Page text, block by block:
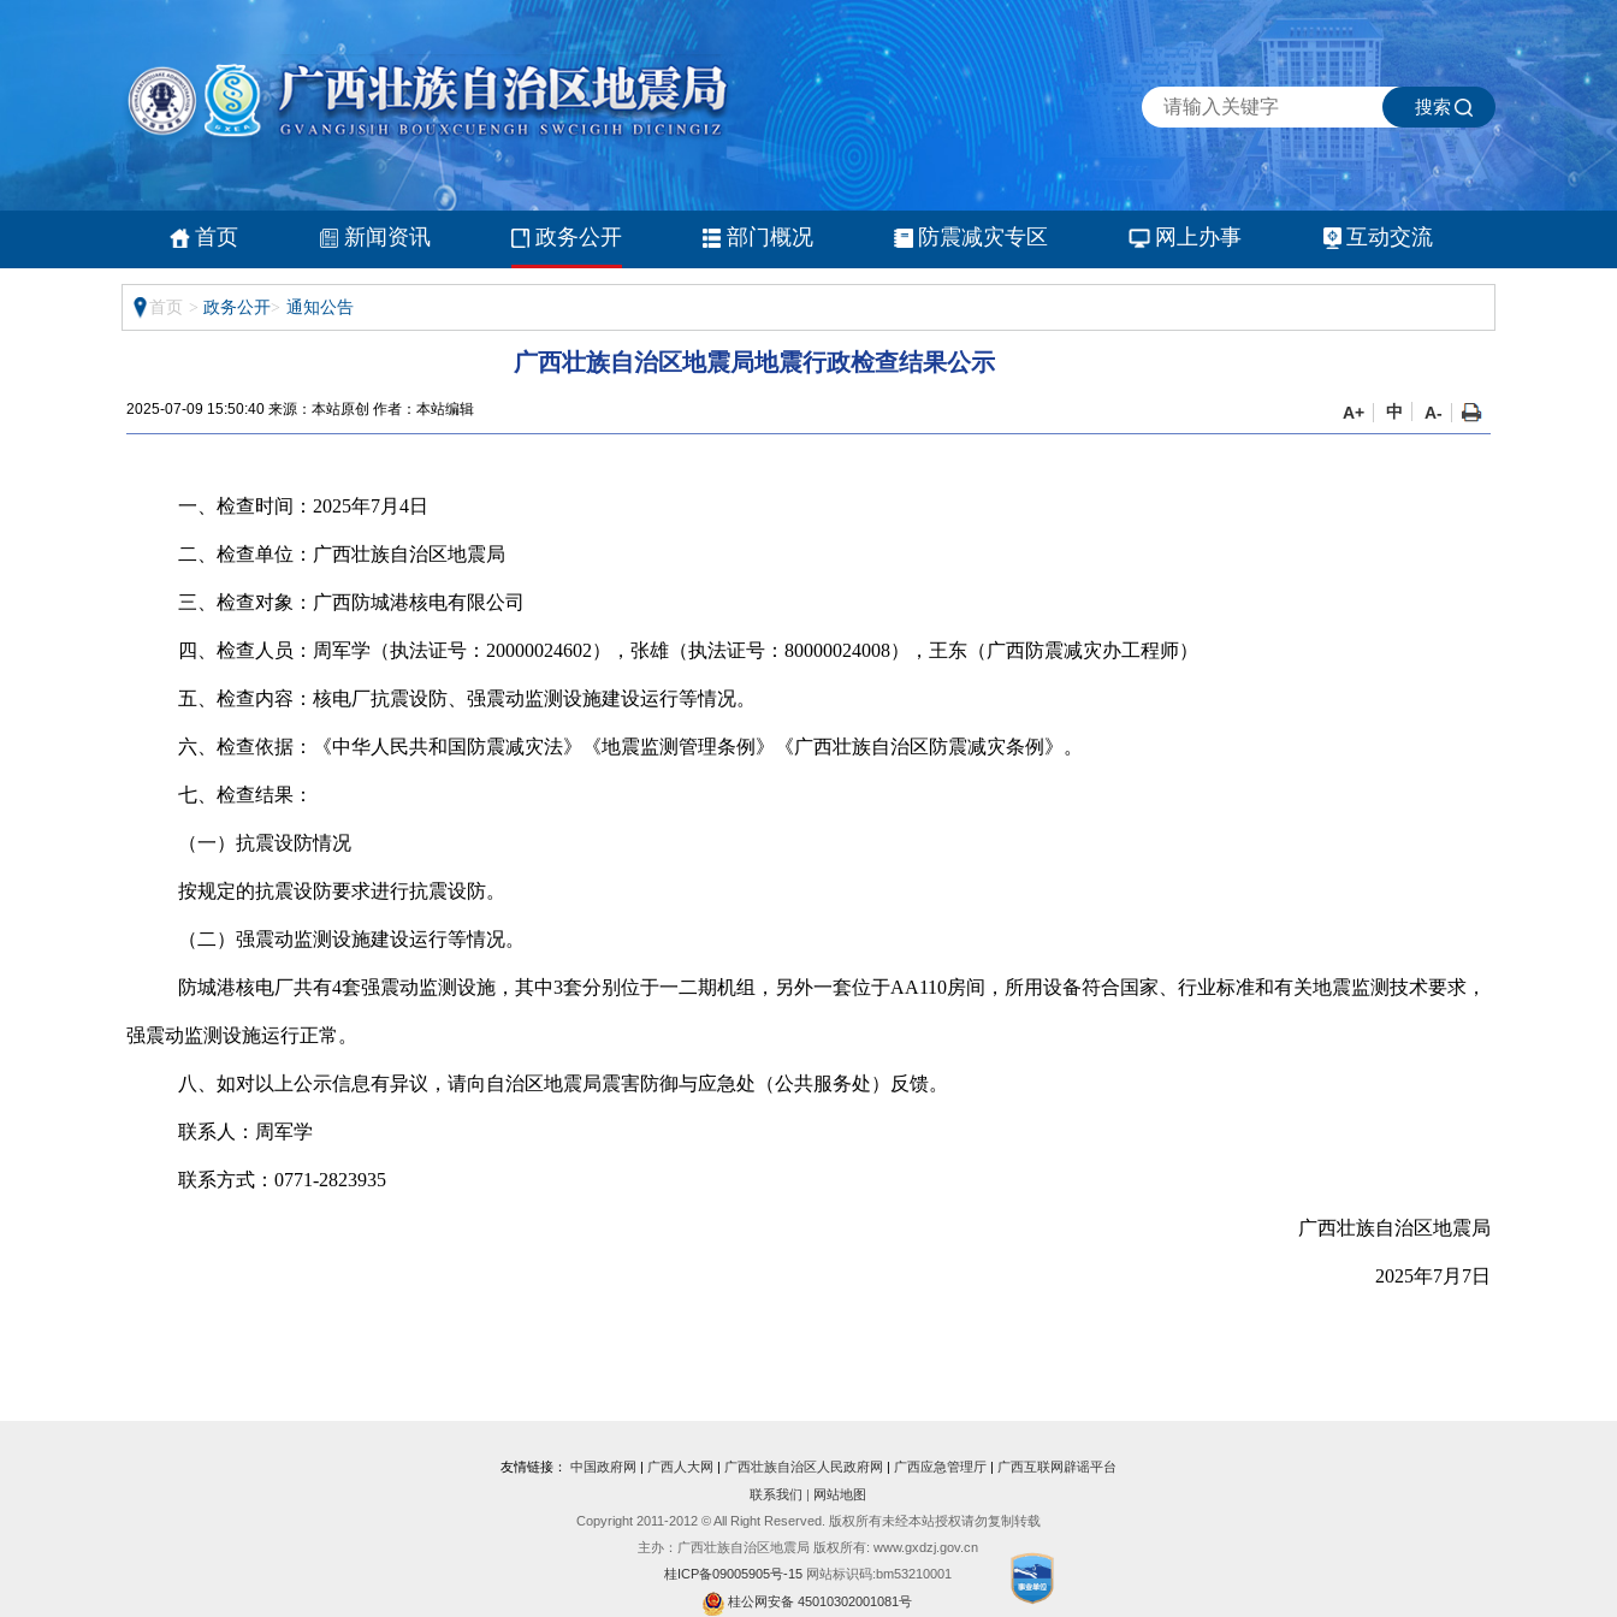
搜索
首页 新闻资讯 政务公开 部门概况 防震减灾专区 网上办事 互动交流
首页 > 政务公开> 通知公告
广西壮族自治区地震局地震行政检查结果公示
2025-07-09 15:50:40 来源：本站原创 作者：本站编辑 A+ 中 A-
一、检查时间：2025年7月4日
二、检查单位：广西壮族自治区地震局
三、检查对象：广西防城港核电有限公司
四、检查人员： 周军学（执法证号：20000024602），张雄（执法证号：80000024008），王东（广西防震减灾办工程师）
五、检查内容：核电厂抗震设防、强震动监测设施建设运行等情况。
六、检查依据：《中华人民共和国防震减灾法》《地震监测管理条例》《广西壮族自治区防震减灾条例》。
七、检查结果：
（一）抗震设防情况
按规定的抗震设防要求进行抗震设防。
（二）强震动监测设施建设运行等情况。
防城港核电厂共有4套强震动监测设施，其中3套分别位于一二期机组，另外一套位于AA110房间 ，所用设备符合国家、行业标准和有关地震监测技术要求，
强震动监测设施运行正常。
八、如对以上公示信息有异议，请向自治区地震局震害防御与应急处（公共服务处）反馈。
联系人：周军学
联系方式：0771-2823935
广西壮族自治区地震局
2025年7月 7日
友情链接： 中国政府网 | 广西人大网 | 广西壮族自治区人民政府网 | 广西应急管理厅| 广西互联网辟谣平台
联系我们
网站地图
Copyright 2011-2012 © All Right Reserved. 版权所有未经本站授权请勿复制转载
主办：广西壮族自治区地震局 版权所有: www.gxdzj.gov.cn
桂ICP备09005905号-15 网站标识码:bm53210001
桂公网安备 45010302001081号